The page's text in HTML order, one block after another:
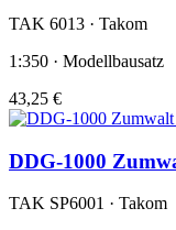
TAK 6013 · Takom
1:350 · Modellbausatz
43,25 €
DDG-1000
TAK SP6001 · Takom